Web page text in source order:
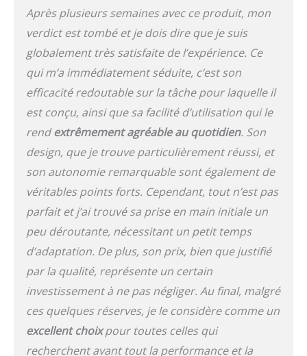
Après plusieurs semaines avec ce produit, mon
verdict est tombé et je dois dire que je suis
globalement très satisfaite de l’expérience. Ce
qui m’a immédiatement séduite, c’est son
efficacité redoutable sur la tâche pour laquelle il
est conçu, ainsi que sa facilité d’utilisation qui le
rendextrêmement agréable au quotidien. Son
design, que je trouve particulièrement réussi, et
son autonomie remarquable sont également de
véritables points forts. Cependant, tout n’est pas
parfait et j’ai trouvé sa prise en main initiale un
peu déroutante, nécessitant un petit temps
d’adaptation. De plus, son prix, bien que justifié
par la qualité, représente un certain
investissement à ne pas négliger. Au final, malgré
ces quelques réserves, je le considère comme un
excellent choixpour toutes celles qui
recherchent avant tout la performance et la